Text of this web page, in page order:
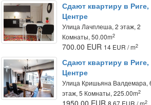
Сдают квартиру в Риге,
Центре
Улица Лачплеша, 2 этаж, 2
Комнаты, 50.00m2
700.00 EUR 14 EUR / m2
Сдают квартиру в Риге,
Центре
Улица Кришьяна Валдемара,
этаж, 5 Комнаты, 225.00m2
2